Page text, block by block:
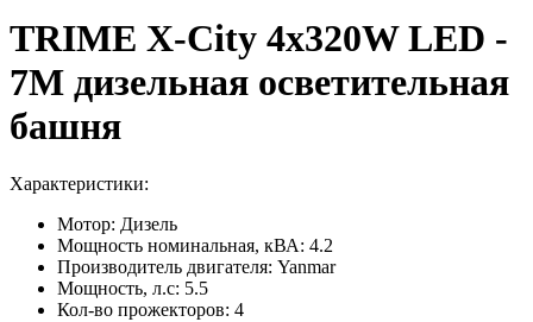
TRIME X-City 4x320W LED -
7M дизельная осветительная
башня
Характеристики:
Мотор: Дизель
Мощность номинальная, кВА: 4.2
Производитель двигателя: Yanmar
Мощность, л.с: 5.5
Кол-во прожекторов: 4